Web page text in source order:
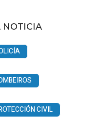
NOTICIA
CIVIL